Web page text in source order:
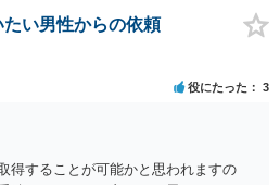
たい男性からの依頼
役にたった 3
得することが可能かと思われますの